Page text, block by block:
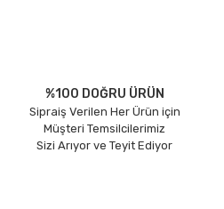
%100 DOĞRU ÜRÜN
Sipraiş Verilen Her Ürün için
Müşteri Temsilcilerimiz
Sizi Arıyor ve Teyit Ediyor